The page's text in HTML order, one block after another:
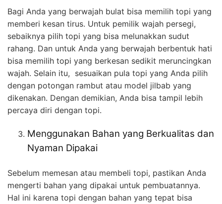
Bagi Anda yang berwajah bulat bisa memilih topi yang
memberi kesan tirus. Untuk pemilik wajah persegi,
sebaiknya pilih topi yang bisa melunakkan sudut
rahang. Dan untuk Anda yang berwajah berbentuk hati
bisa memilih topi yang berkesan sedikit meruncingkan
wajah. Selain itu, sesuaikan pula topi yang Anda pilih
dengan potongan rambut atau model jilbab yang
dikenakan. Dengan demikian, Anda bisa tampil lebih
percaya diri dengan topi.
Menggunakan Bahan yang Berkualitas dan
Nyaman Dipakai
Sebelum memesan atau membeli topi, pastikan Anda
mengerti bahan yang dipakai untuk pembuatannya.
Hal ini karena topi dengan bahan yang tepat bisa